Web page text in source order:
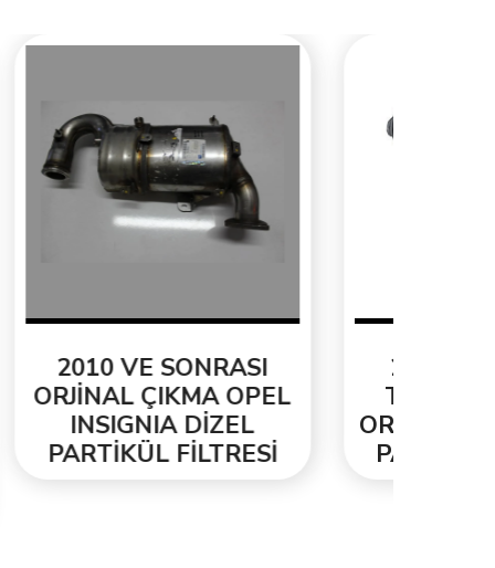
2010 VE SONRASI
ÇIKMA OPEL
INSIGNIA DİZEL
PARTİKÜL FİLTRESİ
2011-2015
TRANSİT 2.2
ORJİNAL
PARTİKÜL